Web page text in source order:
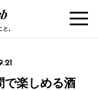
。
で楽しめる酒